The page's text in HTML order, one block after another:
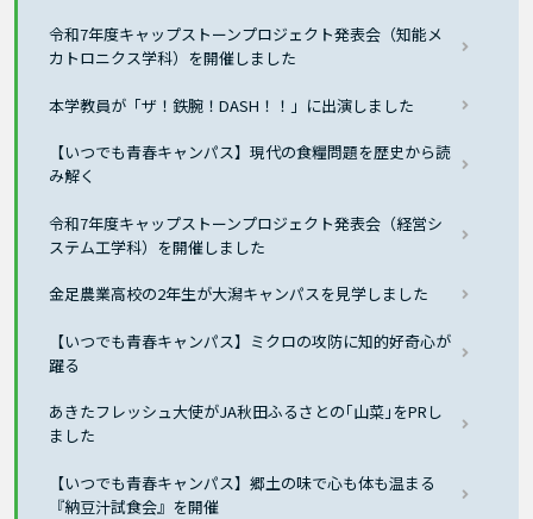
令和7年度キャップストーンプロジェクト発表会（知能メ
カトロニクス学科）を開催しました
本学教員が「ザ！鉄腕！DASH！！」に出演しました
【いつでも青春キャンパス】現代の食糧問題を歴史から読
み解く
令和7年度キャップストーンプロジェクト発表会（経営シ
ステム工学科）を開催しました
金足農業高校の2年生が大潟キャンパスを見学しました
【いつでも青春キャンパス】ミクロの攻防に知的好奇心が
躍る
あきたフレッシュ大使がJA秋田ふるさとの｢山菜｣をPRし
ました
【いつでも青春キャンパス】郷土の味で心も体も温まる
『納豆汁試食会』を開催